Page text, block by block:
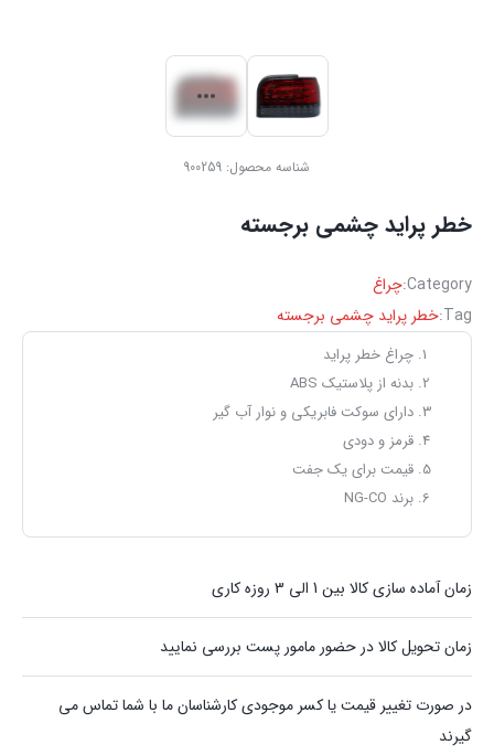
شناسه محصول: 900259
خطر پراید چشمی برجسته
Category:چراغ
Tag: خطر پراید چشمی برجسته
چراغ خطر پراید
بدنه از پلاستیک ABS
دارای سوکت فابریکی و نوار آب گیر
قرمز و دودی
قیمت برای یک جفت
برند NG-CO
زمان آماده سازی کالا بین 1 الی 3 روزه کاری
زمان تحویل کالا در حضور مامور پست بررسی نمایید
در صورت تغییر قیمت یا کسر موجودی کارشناسان ما با شما تماس می
گیرند